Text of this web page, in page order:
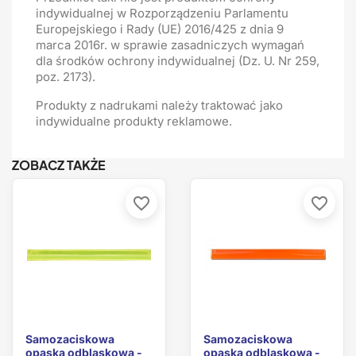
indywidualnej w Rozporządzeniu Parlamentu
Europejskiego i Rady (UE) 2016/425 z dnia 9
marca 2016r. w sprawie zasadniczych wymagań
dla środków ochrony indywidualnej (Dz. U. Nr 259,
poz. 2173).
Produkty z nadrukami należy traktować jako
indywidualne produkty reklamowe.
ZOBACZ TAKŻE
Samozaciskowa
opaska odblaskowa -
favorite_border
Samozaciskowa
opaska odblaskowa -
favorite_border